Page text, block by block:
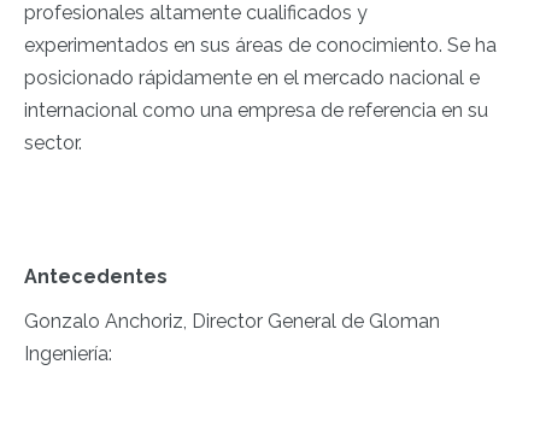
profesionales altamente cualificados y
experimentados en sus áreas de conocimiento. Se ha
posicionado rápidamente en el mercado nacional e
internacional como una empresa de referencia en su
sector.
Antecedentes
Gonzalo Anchoriz, Director General de Gloman
Ingeniería: